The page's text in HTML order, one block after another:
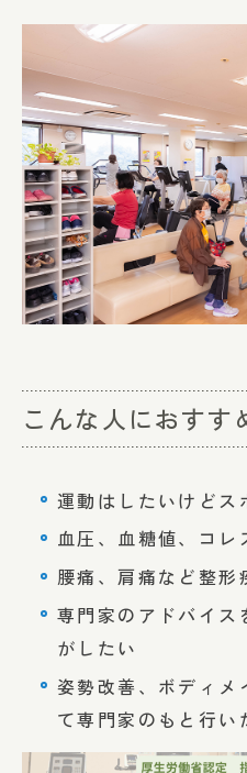
こんな人におすす
運動はしたいけどス
血圧、血糖値、コレ
腰痛、肩痛など整形
専門家のアドバイス
がしたい
姿勢改善、ボディメ
て専門家のもと行い